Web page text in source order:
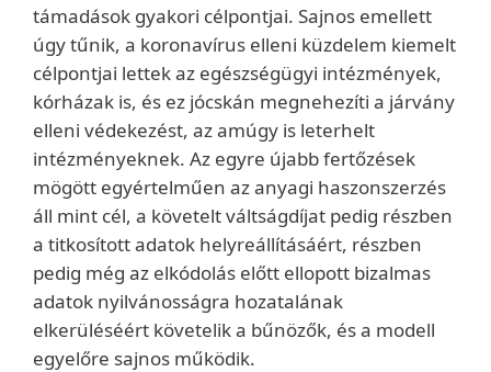
támadások gyakori célpontjai. Sajnos emellett
úgy tűnik, a koronavírus elleni küzdelem kiemelt
célpontjai lettek az egészségügyi intézmények,
kórházak is, és ez jócskán megnehezíti a járvány
elleni védekezést, az amúgy is leterhelt
intézményeknek. Az egyre újabb fertőzések
mögött egyértelműen az anyagi haszonszerzés
áll mint cél, a követelt váltságdíjat pedig részben
a titkosított adatok helyreállításáért, részben
pedig még az elkódolás előtt ellopott bizalmas
adatok nyilvánosságra hozatalának
elkerüléséért követelik a bűnözők, és a modell
egyelőre sajnos működik.